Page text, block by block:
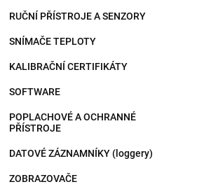
RUČNÍ PŘÍSTROJE A SENZORY
SNÍMAČE TEPLOTY
KALIBRAČNÍ CERTIFIKÁTY
SOFTWARE
POPLACHOVÉ A OCHRANNÉ
PŘÍSTROJE
DATOVÉ ZÁZNAMNÍKY (loggery)
ZOBRAZOVAČE